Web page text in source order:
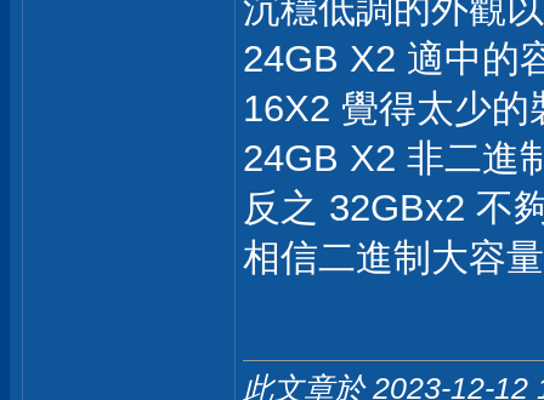
沉穩低調的外觀
24GB X2 適中的
16X2 覺得太少
24GB X2 非二進
反之 32GBx2 不
相信二進制大容
此文章於 2023-12-12